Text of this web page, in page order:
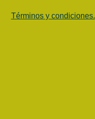
Términos y condiciones.